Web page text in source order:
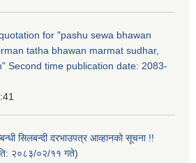
for "pashu sewa bhawan
tatha bhawan marmat sudhar,
Second time publication date: 2083-
सिलबन्दी दरभाउपत्र आव्हानको सूचना !!
२०८३/०२/११ गते)